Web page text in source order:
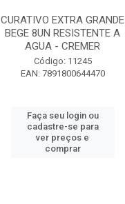
CURATIVO EXTRA GRANDE
BEGE 8UN RESISTENTE A
AGUA - CREMER
Código: 11245
EAN: 7891800644470
Faça seu login ou
cadastre-se para
ver preços e
comprar